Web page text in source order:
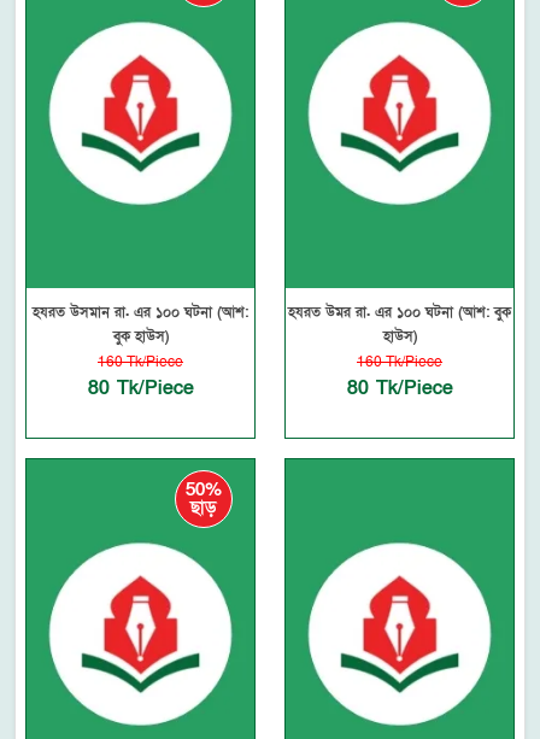
হযরত উসমান রা. এর ১০০ ঘটনা (আশ:
বুক হাউস)
160 Tk/Piece
80 Tk/Piece
হযরত উমর রা. এর ১০০ ঘটনা (আশ: বুক
হাউস)
160 Tk/Piece
80 Tk/Piece
50%
ছাড়